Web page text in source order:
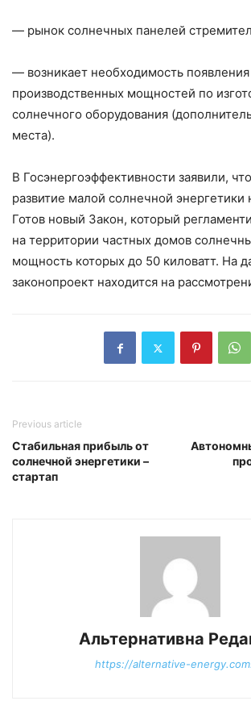
— рынок солнечных панелей
— возникает необходимость появления
производственных мощностей по
солнечного оборудования
места).
В Госэнергоэффективности заявили,
развитие малой солнечной энергетики
Готов новый Закон, который
на территории частных домов
мощность которых до 50 киловатт. На
законопроект находится на
Previous article
Стабильная прибыль от
солнечной энергетики –
стартап
Альтернативна
https://alternative-